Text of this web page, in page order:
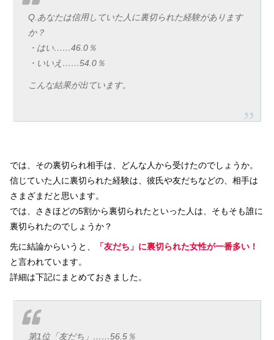
Q.あなたは信用していた人に裏切られた経験があります
か？
・はい……46.0％
・いいえ……54.0％
こんな結果が出ています。
では、その裏切られ相手は、どんな人から受けたのでしょうか。
信じていた人に裏切られた経験は、彼氏や友だちなどの、相手は
さまざまだと思います。
では、さきほどの5割から裏切られたといった人は、そもそも誰に
裏切られたのでしょうか？
先に結論からいうと、
「友だち」に裏切られた女性が一番多い！
と言われています。
詳細は下記にまとめておきました。
第1位「友だち」……56.5％